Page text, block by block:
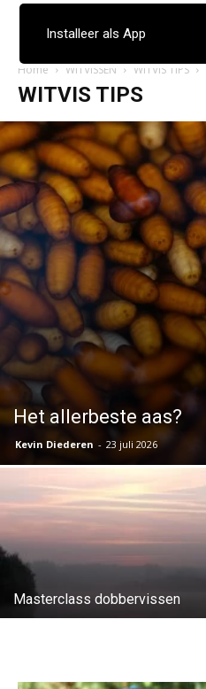
Home WITVISSEN WITVIS TIPS
WITVIS TIPS
Het allerbeste aas?
Kevin Diederen - 23 juli 2026
Masterclass dobbervissen
Installeer als App